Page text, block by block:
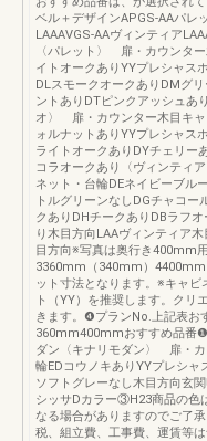
ベル＋デザインAPGS-AAパレ
LAAAVGS-AAヴィンティア
〈パレット〉 扉・カウンタ
イトオークありYYプレシャス
DLスモークオークありDMグ
ントありDTピンクアッシュあ
オ〉 扉・カウンター木目キ
ォルナットありYYプレシャス
ライトオークありDYチェリー
コラオークあり〈ヴィンティ
ネット・台輪DEネイビーブル
トルグリーンなしDGチャコ
クありDHチークありDBラフ
り木目方向LAAヴィンティア
目方向※写真は奥行き400mm
3360mm（340mm）
ット寸法となります。※キャビ
ト（YY）を推奨します。クリ
きます。❹プランNo.上記表お
360mm400mmおすすめ品番
ダン〈キナリモダン〉 扉・
輪EDコウノキありYYプレシャ
ソフトグレーなし木目方向
シッサDカラー③H23商品の色
なる場合がありますのでご了
税、組立費、工事費、運賃等は